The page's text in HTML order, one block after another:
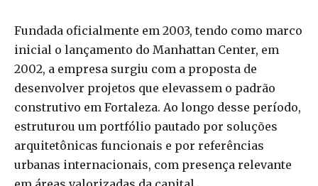
Fundada oficialmente em 2003, tendo como marco
inicial o lançamento do Manhattan Center, em
2002, a empresa surgiu com a proposta de
desenvolver projetos que elevassem o padrão
construtivo em Fortaleza. Ao longo desse período,
estruturou um portfólio pautado por soluções
arquitetônicas funcionais e por referências
urbanas internacionais, com presença relevante